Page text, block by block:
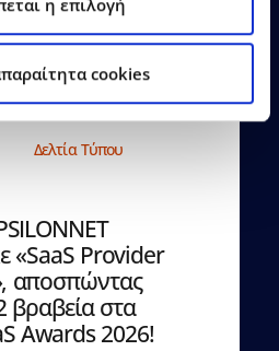
cookies
Δελτία Τύπου
«SaaS Provider
αποσπώντας
βραβεία στα
Awards 2026!